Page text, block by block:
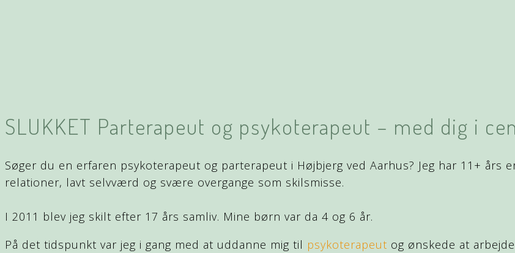
SLUKKET Parterapeut og psykoterapeut – med dig i
Søger du en erfaren psykoterapeut og parterapeut i Højbjerg ved Aarhus? Jeg har 11+
relationer, lavt selvværd og svære overgange som skilsmisse.
I 2011 blev jeg skilt efter 17 års samliv. Mine børn var da 4 og 6 år.
På det tidspunkt var jeg i gang med at uddanne mig til psykoterapeut og ønskede at